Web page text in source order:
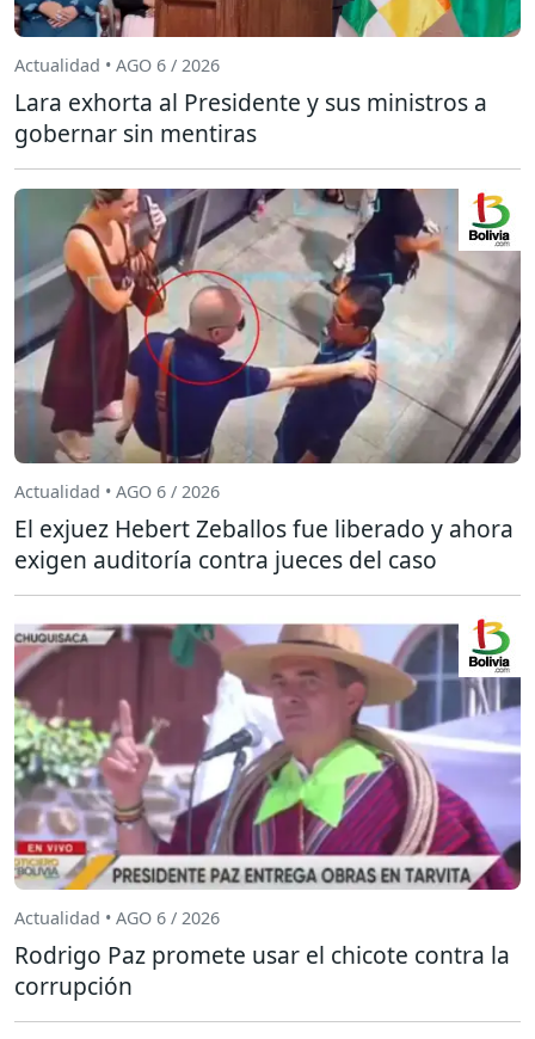
Actualidad • AGO 6 / 2026
Lara exhorta al Presidente y sus ministros a
gobernar sin mentiras
Actualidad • AGO 6 / 2026
El exjuez Hebert Zeballos fue liberado y ahora
exigen auditoría contra jueces del caso
Actualidad • AGO 6 / 2026
Rodrigo Paz promete usar el chicote contra la
corrupción